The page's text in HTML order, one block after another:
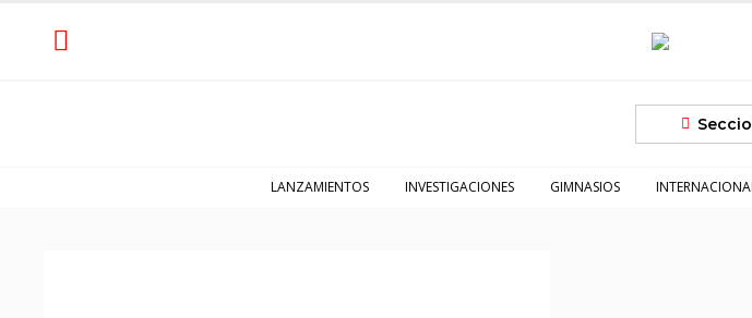
LANZAMIENTOS INVESTIGACIONES GIMNASIOS